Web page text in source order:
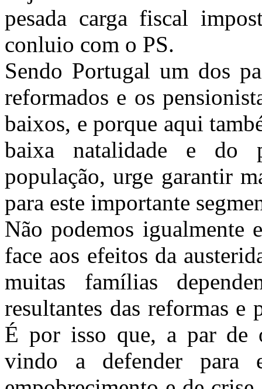
pesada carga fiscal
conluio com o PS.
Sendo Portugal um dos
reformados e os
baixos, e porque aqui
baixa natalidade e do
população, urge garantir
para este importante
Não podemos igualmente
face aos efeitos da
muitas famílias
resultantes das reformas e
É por isso que, a par de
vindo a defender para